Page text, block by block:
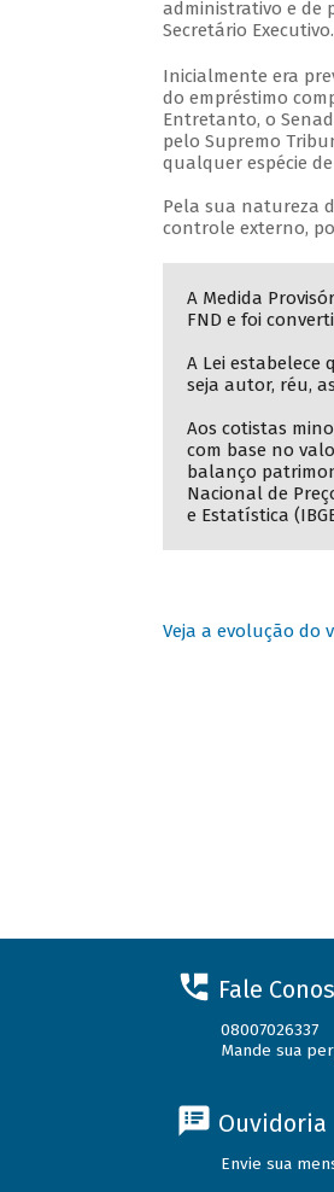
administrativo e de
Secretário Executivo.
Inicialmente era
do empréstimo
Entretanto, o
pelo Supremo
qualquer espécie
Pela sua natureza
controle externo,
A Medida
FND e foi
A Lei estabelece
seja autor, réu,
Aos cotistas
com base no
balanço
Nacional de
e Estatística
Veja a evolução do
Fale
08007026337
Mande sua
Ouvidoria
Envie sua